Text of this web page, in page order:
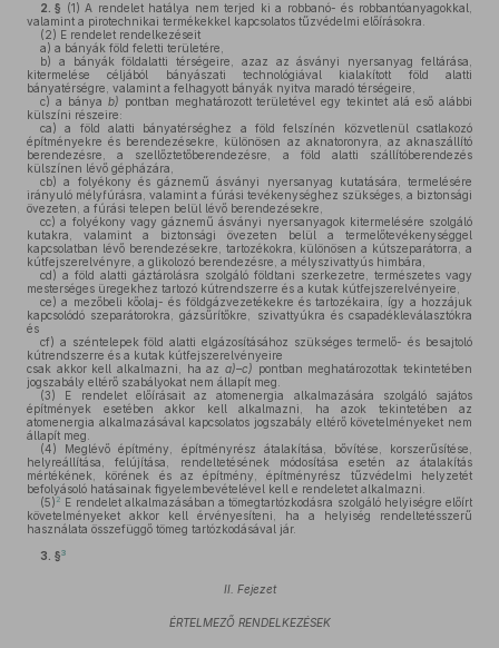
2. § (1) A rendelet hatálya nem terjed ki a robbanó- és robbantóanyagokkal,
valamint a pirotechnikai termékekkel kapcsolatos tűzvédelmi előírásokra.
(2) E rendelet rendelkezéseit
a) a bányák föld feletti területére,
b) a bányák földalatti térségeire, azaz az ásványi nyersanyag feltárása,
kitermelése céljából bányászati technológiával kialakított föld alatti
bányatérségre, valamint a felhagyott bányák nyitva maradó térségeire,
c) a bánya b) pontban meghatározott területével egy tekintet alá eső alábbi
külszíni részeire:
ca) a föld alatti bányatérséghez a föld felszínén közvetlenül csatlakozó
építményekre és berendezésekre, különösen az aknatoronyra, az aknaszállító
berendezésre, a szellőztetőberendezésre, a föld alatti szállítóberendezés
külszínen lévő gépházára,
cb) a folyékony és gáznemű ásványi nyersanyag kutatására, termelésére
irányuló mélyfúrásra, valamint a fúrási tevékenységhez szükséges, a biztonsági
övezeten, a fúrási telepen belül lévő berendezésekre,
cc) a folyékony vagy gáznemű ásványi nyersanyagok kitermelésére szolgáló
kutakra, valamint a biztonsági övezeten belül a termelőtevékenységgel
kapcsolatban lévő berendezésekre, tartozékokra, különösen a kútszeparátorra, a
kútfejszerelvényre, a glikolozó berendezésre, a mélyszivattyús himbára,
cd) a föld alatti gáztárolásra szolgáló földtani szerkezetre, természetes vagy
mesterséges üregekhez tartozó kútrendszerre és a kutak kútfejszerelvényeire,
ce) a mezőbeli kőolaj- és földgázvezetékekre és tartozékaira, így a hozzájuk
kapcsolódó szeparátorokra, gázsűrítőkre, szivattyúkra és csapadékleválasztókra
és
cf) a széntelepek föld alatti elgázosításához szükséges termelő- és besajtoló
kútrendszerre és a kutak kútfejszerelvényeire
csak akkor kell alkalmazni, ha az a)–c) pontban meghatározottak tekintetében
jogszabály eltérő szabályokat nem állapít meg.
(3) E rendelet előírásait az atomenergia alkalmazására szolgáló sajátos
építmények esetében akkor kell alkalmazni, ha azok tekintetében az
atomenergia alkalmazásával kapcsolatos jogszabály eltérő követelményeket nem
állapít meg.
(4) Meglévő építmény, építményrész átalakítása, bővítése, korszerűsítése,
helyreállítása, felújítása, rendeltetésének módosítása esetén az átalakítás
mértékének, körének és az építmény, építményrész tűzvédelmi helyzetét
befolyásoló hatásainak figyelembevételével kell e rendeletet alkalmazni.
(5) 2 E rendelet alkalmazásában a tömegtartózkodásra szolgáló helyiségre előírt
követelményeket akkor kell érvényesíteni, ha a helyiség rendeltetésszerű
használata összefüggő tömeg tartózkodásával jár.
3. §3
II. Fejezet
ÉRTELMEZŐ RENDELKEZÉSEK